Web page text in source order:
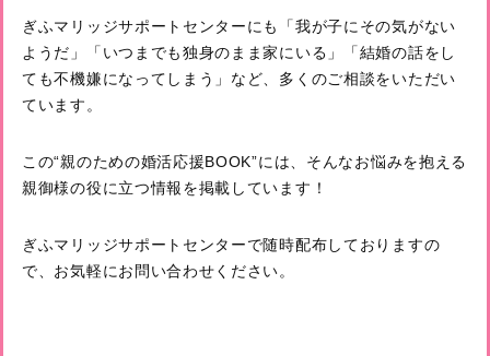
ぎふマリッジサポートセンターにも「我が子にその気がない
ようだ」「いつまでも独身のまま家にいる」「結婚の話をし
ても不機嫌になってしまう」など、多くのご相談をいただい
ています。
この“親のための婚活応援BOOK”には、そんなお悩みを抱える
親御様の役に立つ情報を掲載しています！
ぎふマリッジサポートセンターで随時配布しておりますの
で、お気軽にお問い合わせください。